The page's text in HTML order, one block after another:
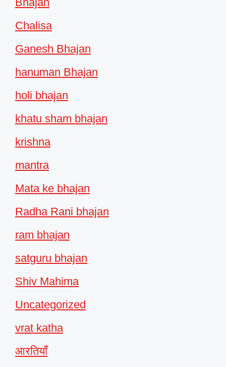
Chalisa
Ganesh Bhajan
hanuman Bhajan
holi bhajan
khatu sham bhajan
krishna
mantra
Mata ke bhajan
Radha Rani bhajan
ram bhajan
satguru bhajan
Shiv Mahima
Uncategorized
vrat katha
आरतियाँ